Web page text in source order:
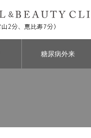
糖尿病外来